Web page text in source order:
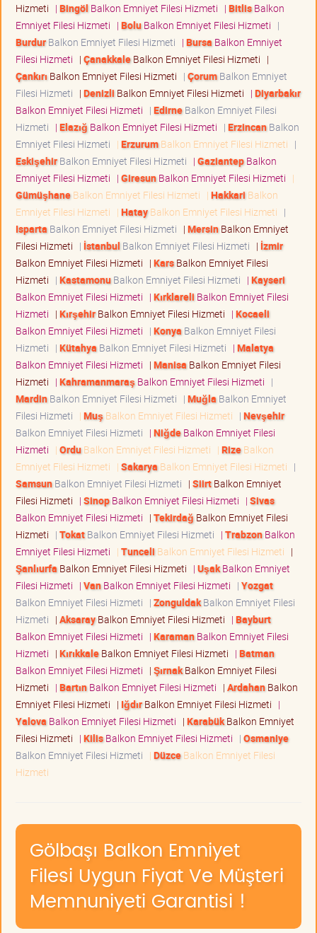
Hizmeti | Bingöl Balkon Emniyet Filesi Hizmeti | BitlisBalkon
Emniyet Filesi Hizmeti | BoluBalkon Emniyet Filesi Hizmeti |
BurdurBalkon Emniyet Filesi Hizmeti | Bursa Balkon Emniyet
Filesi Hizmeti | ÇanakkaleBalkon Emniyet Filesi Hizmeti |
Çankırı Balkon Emniyet Filesi Hizmeti | ÇorumBalkon Emniyet
Filesi Hizmeti | Denizli Balkon Emniyet Filesi Hizmeti | Diyarbakır
Balkon Emniyet Filesi Hizmeti | EdirneBalkon Emniyet Filesi
Hizmeti | Elazığ Balkon Emniyet Filesi Hizmeti | ErzincanBalkon
Emniyet Filesi Hizmeti | ErzurumBalkon Emniyet Filesi Hizmeti |
EskişehirBalkon Emniyet Filesi Hizmeti | GaziantepBalkon
Emniyet Filesi Hizmeti | GiresunBalkon Emniyet Filesi Hizmeti |
GümüşhaneBalkon Emniyet Filesi Hizmeti | Hakkari Balkon
Emniyet Filesi Hizmeti | HatayBalkon Emniyet Filesi Hizmeti |
Isparta Balkon Emniyet Filesi Hizmeti | MersinBalkon Emniyet
Filesi Hizmeti | İstanbul Balkon Emniyet Filesi Hizmeti | İzmir
Balkon Emniyet Filesi Hizmeti | KarsBalkon Emniyet Filesi
Hizmeti | KastamonuBalkon Emniyet Filesi Hizmeti | Kayseri
Balkon Emniyet Filesi Hizmeti | Kırklareli Balkon Emniyet Filesi
Hizmeti | KırşehirBalkon Emniyet Filesi Hizmeti | Kocaeli
Balkon Emniyet Filesi Hizmeti | Konya Balkon Emniyet Filesi
Hizmeti | Kütahya Balkon Emniyet Filesi Hizmeti | Malatya
Balkon Emniyet Filesi Hizmeti | Manisa Balkon Emniyet Filesi
Hizmeti | Kahramanmaraş Balkon Emniyet Filesi Hizmeti |
MardinBalkon Emniyet Filesi Hizmeti | Muğla Balkon Emniyet
Filesi Hizmeti | Muş Balkon Emniyet Filesi Hizmeti | Nevşehir
Balkon Emniyet Filesi Hizmeti | NiğdeBalkon Emniyet Filesi
Hizmeti | OrduBalkon Emniyet Filesi Hizmeti | RizeBalkon
Emniyet Filesi Hizmeti | Sakarya Balkon Emniyet Filesi Hizmeti |
SamsunBalkon Emniyet Filesi Hizmeti | SiirtBalkon Emniyet
Filesi Hizmeti | SinopBalkon Emniyet Filesi Hizmeti | Sivas
Balkon Emniyet Filesi Hizmeti | Tekirdağ Balkon Emniyet Filesi
Hizmeti | TokatBalkon Emniyet Filesi Hizmeti | TrabzonBalkon
Emniyet Filesi Hizmeti | Tunceli Balkon Emniyet Filesi Hizmeti |
Şanlıurfa Balkon Emniyet Filesi Hizmeti | UşakBalkon Emniyet
Filesi Hizmeti | VanBalkon Emniyet Filesi Hizmeti | Yozgat
Balkon Emniyet Filesi Hizmeti | ZonguldakBalkon Emniyet Filesi
Hizmeti | AksarayBalkon Emniyet Filesi Hizmeti | Bayburt
Balkon Emniyet Filesi Hizmeti | KaramanBalkon Emniyet Filesi
Hizmeti | KırıkkaleBalkon Emniyet Filesi Hizmeti | Batman
Balkon Emniyet Filesi Hizmeti | ŞırnakBalkon Emniyet Filesi
Hizmeti | BartınBalkon Emniyet Filesi Hizmeti | ArdahanBalkon
Emniyet Filesi Hizmeti | IğdırBalkon Emniyet Filesi Hizmeti |
Yalova Balkon Emniyet Filesi Hizmeti | KarabükBalkon Emniyet
Filesi Hizmeti | KilisBalkon Emniyet Filesi Hizmeti | Osmaniye
Balkon Emniyet Filesi Hizmeti | DüzceBalkon Emniyet Filesi
Hizmeti
Gölbaşı Balkon Emniyet
Filesi Uygun Fiyat Ve Müşteri
Memnuniyeti Garantisi !